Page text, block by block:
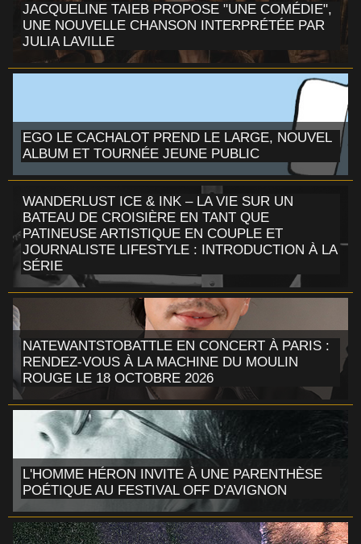
JACQUELINE TAIEB PROPOSE "UNE COMÉDIE",
UNE NOUVELLE CHANSON INTERPRÉTÉE PAR
JULIA LAVILLE
EGO LE CACHALOT PREND LE LARGE, NOUVEL
ALBUM ET TOURNÉE JEUNE PUBLIC
WANDERLUST ICE & INK – LA VIE SUR UN
BATEAU DE CROISIÈRE EN TANT QUE
PATINEUSE ARTISTIQUE EN COUPLE ET
JOURNALISTE LIFESTYLE : INTRODUCTION À LA
SÉRIE
NATEWANTSTOBATTLE EN CONCERT À PARIS :
RENDEZ-VOUS À LA MACHINE DU MOULIN
ROUGE LE 18 OCTOBRE 2026
L'HOMME HÉRON INVITE À UNE PARENTHÈSE
POÉTIQUE AU FESTIVAL OFF D'AVIGNON